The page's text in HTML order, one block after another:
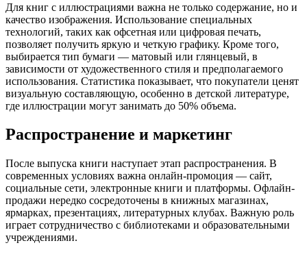
Для книг с иллюстрациями важна не только содержание, но и
качество изображения. Использование специальных
технологий, таких как офсетная или цифровая печать,
позволяет получить яркую и четкую графику. Кроме того,
выбирается тип бумаги — матовый или глянцевый, в
зависимости от художественного стиля и предполагаемого
использования. Статистика показывает, что покупатели ценят
визуальную составляющую, особенно в детской литературе,
где иллюстрации могут занимать до 50% объема.
Распространение и маркетинг
После выпуска книги наступает этап распространения. В
современных условиях важна онлайн-промоция — сайт,
социальные сети, электронные книги и платформы. Офлайн-
продажи нередко сосредоточены в книжных магазинах,
ярмарках, презентациях, литературных клубах. Важную роль
играет сотрудничество с библиотеками и образовательными
учреждениями.